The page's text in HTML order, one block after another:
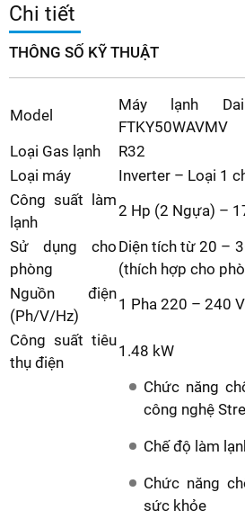
Chi tiết
THÔNG SỐ KỸ THUẬT
Model
Máy lạnh
FTKY50WAVMV
Loại Gas lạnh
R32
Loại máy
Inverter – Loại 1
Công suất làm
lạnh
2 Hp (2 Ngựa) –
Sử dụng cho
phòng
Diện tích từ 20 –
(thích hợp cho
Nguồn điện
(Ph/V/Hz)
1 Pha 220 – 240
Công suất tiêu
thụ điện
1.48 kW
Chức năng
công nghệ
Chế độ làm
Chức năng
sức khỏe